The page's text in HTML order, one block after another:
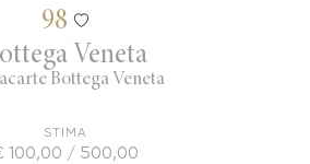
98
Veneta
Bottega Veneta
STIMA
100,00 / 500,00